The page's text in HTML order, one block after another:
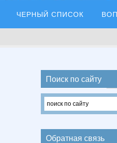
ЧЕРНЫЙ СПИСОК
Поиск по сайту
Обратная связь